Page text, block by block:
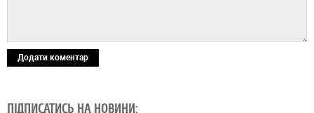
Додати коментар
ПІДПИСАТИСЬ НА НОВИНИ: